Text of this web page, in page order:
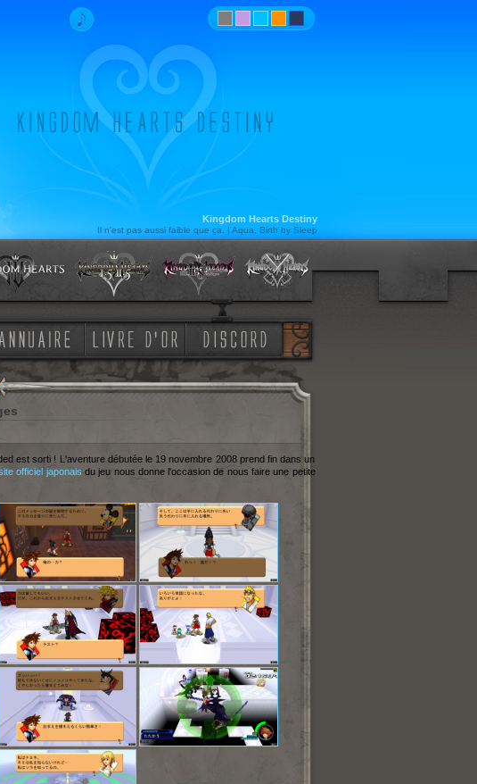
Kingdom Hearts Destiny
Il n'est pas aussi faible que ça. | Aqua, Birth by Sleep
est sorti ! L'aventure débutée le 19 novembre 2008 prend fin dans un
officiel japonais du jeu nous donne l'occasion de nous faire une petite